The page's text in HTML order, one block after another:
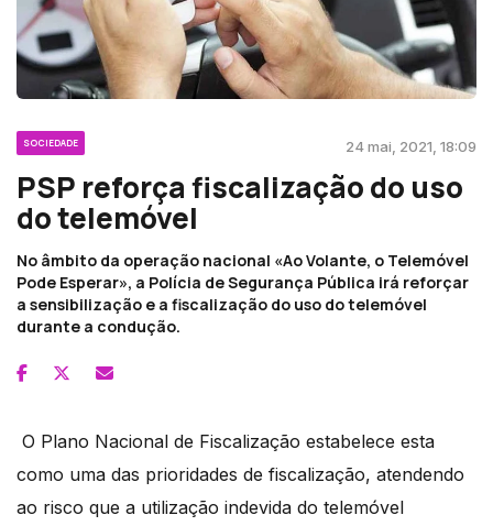
SOCIEDADE 24 mai, 2021, 18:09
PSP reforça fiscalização do uso
do telemóvel
No âmbito da operação nacional «Ao Volante, o Telemóvel
Pode Esperar», a Polícia de Segurança Pública irá reforçar
a sensibilização e a fiscalização do uso do telemóvel
durante a condução.
O Plano Nacional de Fiscalização estabelece esta
como uma das prioridades de fiscalização, atendendo
ao risco que a utilização indevida do telemóvel